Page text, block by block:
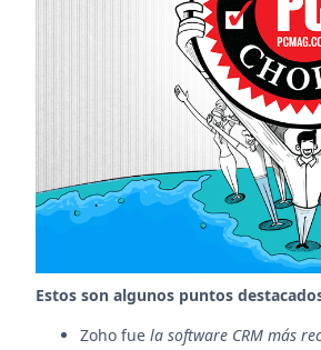
Estos son algunos puntos
Zoho fue la software CRM más